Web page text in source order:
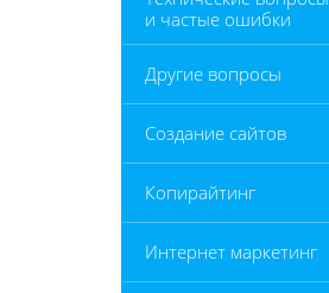
и частые ошибки
Другие вопросы
Создание сайтов
Копирайтинг
Интернет маркетинг